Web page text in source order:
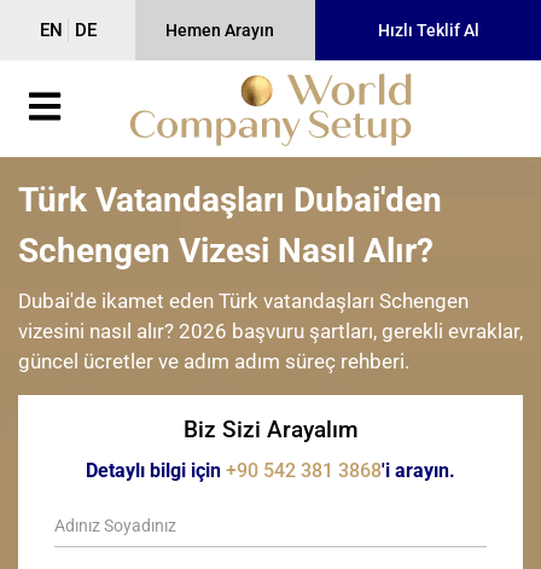
EN DE Hemen Arayın Hızlı Teklif Al
Türk Vatandaşları Dubai'den
Schengen Vizesi Nasıl Alır?
Dubai'de ikamet eden Türk vatandaşları Schengen
vizesini nasıl alır? 2026 başvuru şartları, gerekli evraklar,
güncel ücretler ve adım adım süreç rehberi.
Biz Sizi Arayalım
Detaylı bilgi için +90 542 381 3868'i arayın.